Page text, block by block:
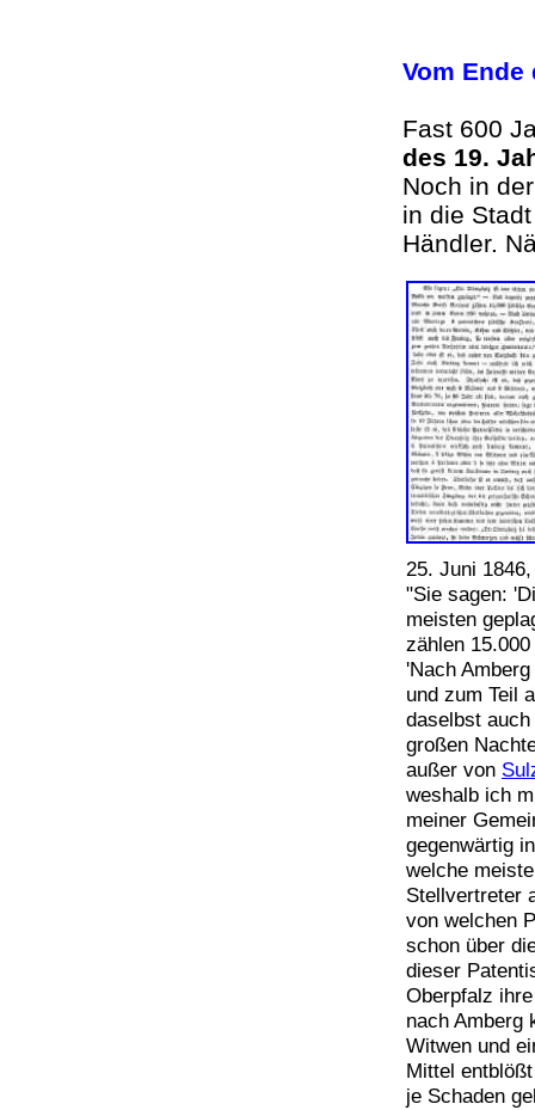
Vom
Fast 600
des 19.
Noch in
in die
Händler.
25. Juni
"Sie sagen:
meisten
zählen
'Nach
und zum Teil
daselbst
großen
außer von
weshalb ich
meiner
gegenwärtig
welche
Stellvertreter
von welchen
schon über
dieser
Oberpfalz
nach Amberg
Witwen und
Mittel
je Schaden